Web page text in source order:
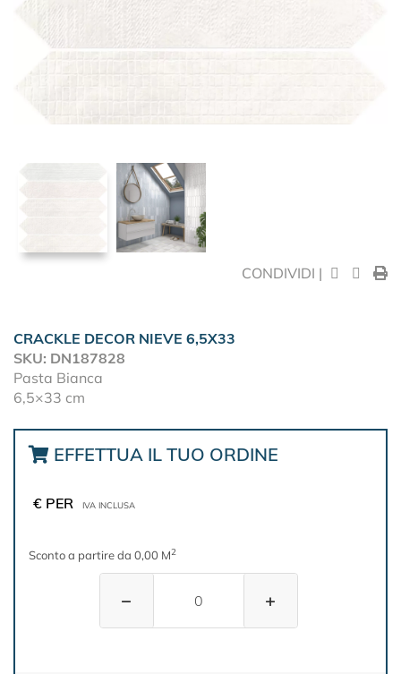
CONDIVIDI |
CRACKLE DECOR NIEVE 6,5X33
SKU: DN187828
Pasta Bianca
6,5×33 cm
EFFETTUA IL TUO ORDINE
€ PER IVA INCLUSA
Sconto a partire da 0,00 M2
− +